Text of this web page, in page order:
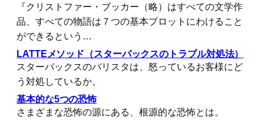
『クリストファー・ブッカー（略）はすべての文学作
品、すべての物語は７つの基本プロットにわけること
ができるという…
LATTEメソッド（スターバックスのトラブル対処法）
スターバックスのバリスタは、怒っているお客様にど
う対処しているか。
基本的な5つの恐怖
さまざまな恐怖の源にある、根源的な恐怖とは。